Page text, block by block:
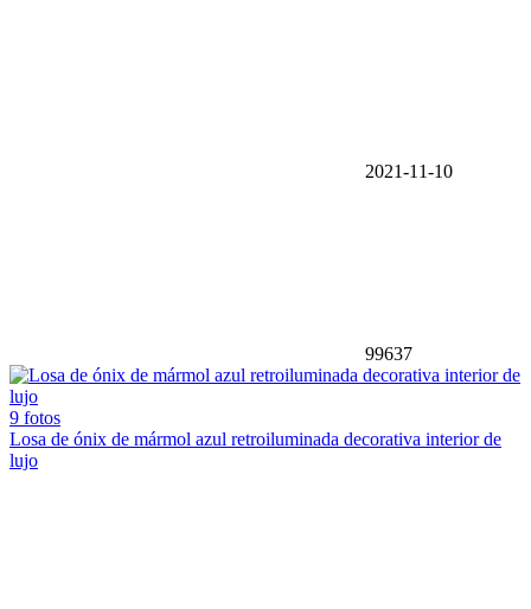
2021-11-10
99637
9 fotos
Losa de ónix de mármol azul retroiluminada decorativa interior de
lujo